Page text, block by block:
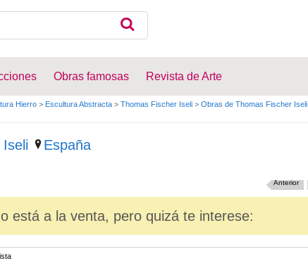
Obras famosas Revista de Arte
Hierro > Escultura Abstracta > Thomas Fischer Iseli > Obras de Thomas Fischer Iseli
España
Anterior
está a la venta, pero quizá te interese: